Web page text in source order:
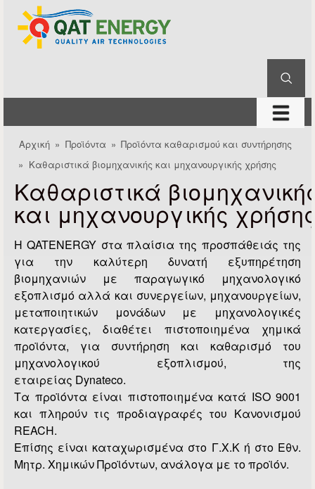
κυρίως περιεχόμενο
QAT
Energy
μενού
Είστε εδώ
Αρχική » Προϊόντα » Προϊόντα καθαρισμού και συντήρησης
» Καθαριστικά βιομηχανικής και μηχανουργικής χρήσης
Καθαριστικά
και μηχανουργικής
Η QATENERGY στα πλαίσια της προσπάθειάς της
για την καλύτερη δυνατή εξυπηρέτηση
βιομηχανιών με παραγωγικό μηχανολογικό
εξοπλισμό αλλά και συνεργείων, μηχανουργείων,
μεταποιητικών μονάδων με μηχανολογικές
κατεργασίες, διαθέτει πιστοποιημένα χημικά
προϊόντα, για συντήρηση και καθαρισμό του
μηχανολογικού εξοπλισμού, της
εταιρείας Dynateco.
Τα προϊόντα είναι πιστοποιημένα κατά ISO 9001
και πληρούν τις προδιαγραφές του Κανονισμού
REACH.
Επίσης είναι καταχωρισμένα στο Γ.Χ.Κ ή στο Εθν.
Μητρ. Χημικών Προϊόντων, ανάλογα με το προϊόν.